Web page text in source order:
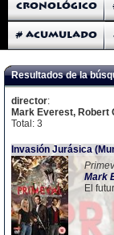
Cronológico
# Acumulado
Resultados de la
director:
Mark Everest, Robert
Total: 3
Invasión Jurásica
Mark
El